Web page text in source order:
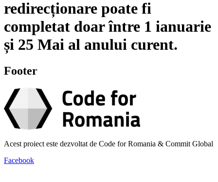
redirecționare poate fi
completat doar între 1 ianuarie
și 25 Mai al anului curent.
Footer
Acest proiect este dezvoltat de Code for Romania & Commit Global
Facebook